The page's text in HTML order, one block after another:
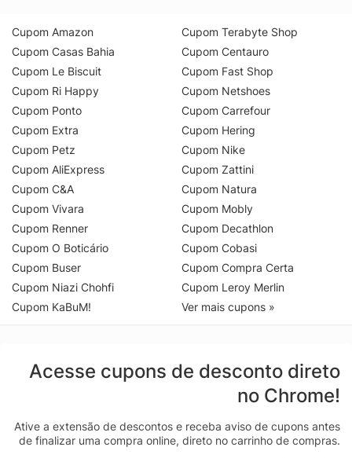
Cupom Amazon
Cupom Casas Bahia
Cupom Le Biscuit
Cupom Ri Happy
Cupom Ponto
Cupom Extra
Cupom Petz
Cupom AliExpress
Cupom C&A
Cupom Vivara
Cupom Renner
Cupom O Boticário
Cupom Buser
Cupom Niazi Chohfi
Cupom KaBuM!
Cupom Terabyte Shop
Cupom Centauro
Cupom Fast Shop
Cupom Netshoes
Cupom Carrefour
Cupom Hering
Cupom Nike
Cupom Zattini
Cupom Natura
Cupom Mobly
Cupom Decathlon
Cupom Cobasi
Cupom Compra Certa
Cupom Leroy Merlin
Ver mais cupons »
Acesse cupons de desconto direto
no Chrome!
Ative a extensão de descontos e receba aviso de cupons antes
de finalizar uma compra online, direto no carrinho de compras.